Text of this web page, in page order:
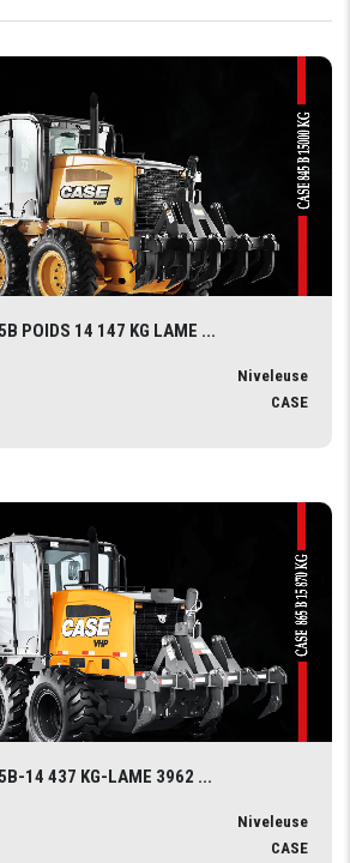
POIDS 14 147 KG LAME ...
Niveleuse
CASE
14 437 KG-LAME 3962 ...
Niveleuse
CASE